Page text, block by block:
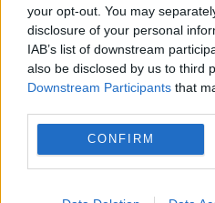
your opt-out. You may
disclosure of your personal
IAB’s list of downstream
also be disclosed by us to third
Downstream Participants that
CONFIRM